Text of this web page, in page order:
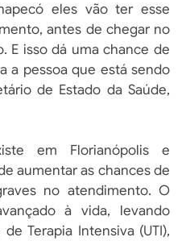
eles vão ter esse
antes de chegar no
E isso dá uma chance de
a pessoa que está sendo
de Estado da Saúde,
em Florianópolis e
aumentar as chances de
no atendimento. O
à vida, levando
Terapia Intensiva (UTI),